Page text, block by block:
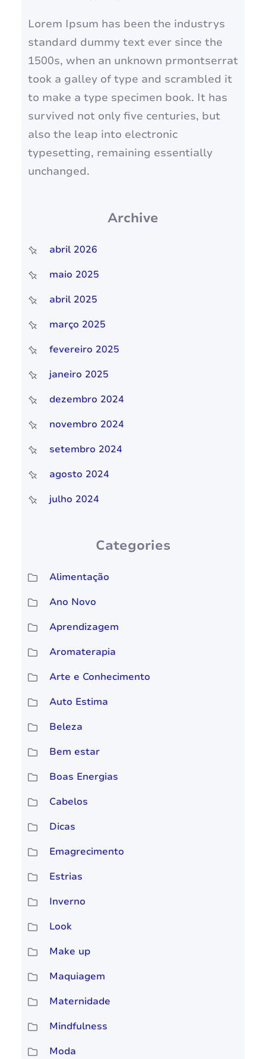
Lorem Ipsum has been the industrys
standard dummy text ever since the
1500s, when an unknown prmontserrat
took a galley of type and scrambled it
to make a type specimen book. It has
survived not only five centuries, but
also the leap into electronic
typesetting, remaining essentially
unchanged.
Archive
abril 2026
maio 2025
abril 2025
março 2025
fevereiro 2025
janeiro 2025
dezembro 2024
novembro 2024
setembro 2024
agosto 2024
julho 2024
Categories
Alimentação
Ano Novo
Aprendizagem
Aromaterapia
Arte e Conhecimento
Auto Estima
Beleza
Bem estar
Boas Energias
Cabelos
Dicas
Emagrecimento
Estrias
Inverno
Look
Make up
Maquiagem
Maternidade
Mindfulness
Moda